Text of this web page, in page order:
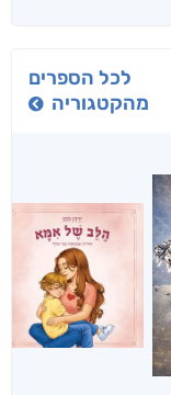
לכל הספרים
מהקטגוריה